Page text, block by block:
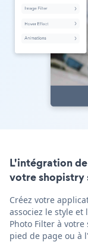
L'intégration
votre shopistry
Créez votre
associez le style et
Photo Filter à
pied de page ou à